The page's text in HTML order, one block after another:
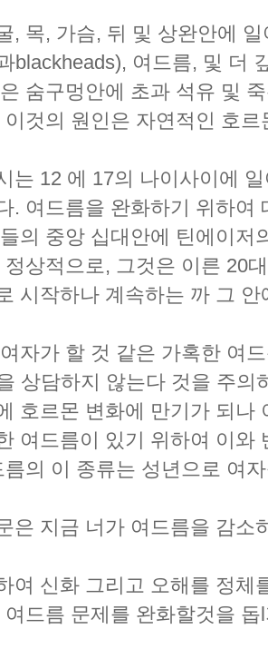
, 목, 가슴, 뒤 및 상완안에
blackheads), 여드름, 및 더
숨구멍안에 초과 석유 및
이것의 원인은 자연적인 호
는 12 에 17의 나이사이에
. 여드름을 완화하기 위하여
의 중앙 십대안에 틴에이저
상적으로, 그것은 이른 20
시작하나 계속하는 까 그
자가 할 것 같은 가혹한 여
상담하지 않는다 것을 주의
호르몬 변화에 만기가 되나
여드름이 있기 위하여 이와
름의 이 종류는 성년으로 여
은 지금 너가 여드름을 감소
여 신화 그리고 오해를 정체
드름 문제를 완화할것을 돕